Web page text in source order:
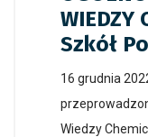
WIEDZY
Szkół
16 grudnia
Wiedzy